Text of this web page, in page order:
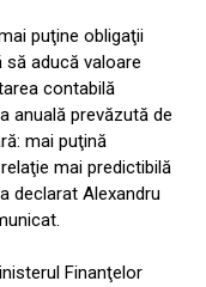
puţine obligaţii
aducă valoare
contabilă
anuală prevăzută de
mai puţină
mai predictibilă
declarat Alexandru
Finanţelor